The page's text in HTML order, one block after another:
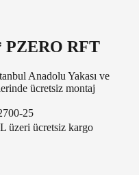
PZERO RFT
Anadolu Yakası ve
ücretsiz montaj
25
üzeri ücretsiz kargo